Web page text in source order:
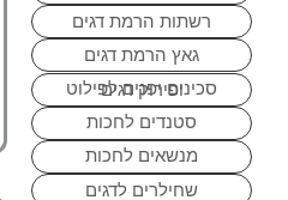
רשתות הרמת דגים
גאץ הרמת דגים
סכינים יפנים לפילוט ופירוק דגים
סטנדים לחכות
מנשאים לחכות
שחילרים לדגים